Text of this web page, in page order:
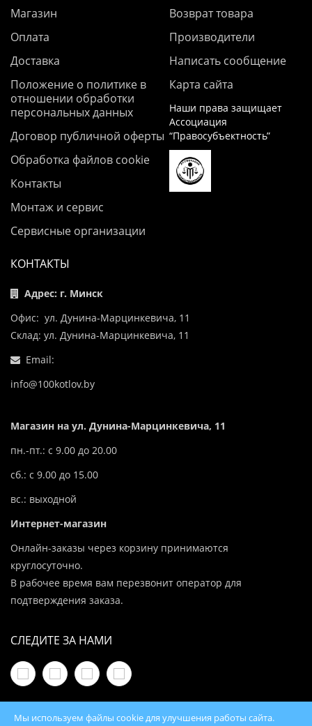
Магазин
Оплата
Доставка
Положение о политике в
отношении обработки
персональных данных
Договор публичной оферты
Обработка файлов cookie
Контакты
Монтаж и сервис
Сервисные организации
Возврат товара
Производители
Написать сообщение
Карта сайта
Наши права защищает
Ассоциация
“Правосубъектность”
КОНТАКТЫ
Адрес: г. Минск
Офис: ул. Дунина-Марцинкевича, 11
Склад: ул. Дунина-Марцинкевича, 11
Email:
info@100kotlov.by
Магазин на ул. Дунина-Марцинкевича, 11
пн.-пт.: с 9.00 до 20.00
сб.: с 9.00 до 15.00
вс.: выходной
Интернет-магазин
Онлайн-заказы через корзину принимаются
круглосуточно.
В рабочее время вам перезвонит оператор для
подтверждения заказа.
СЛЕДИТЕ ЗА НАМИ
Мы используем файлы cookie для улучшения работы сайта.